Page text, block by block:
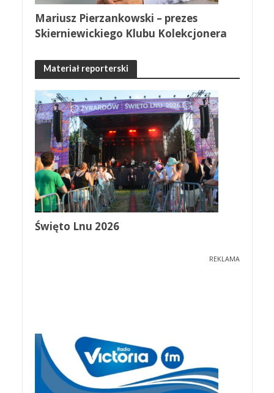
Mariusz Pierzankowski – prezes
Skierniewickiego Klubu Kolekcjonera
Materiał reporterski
Święto Lnu 2026
REKLAMA